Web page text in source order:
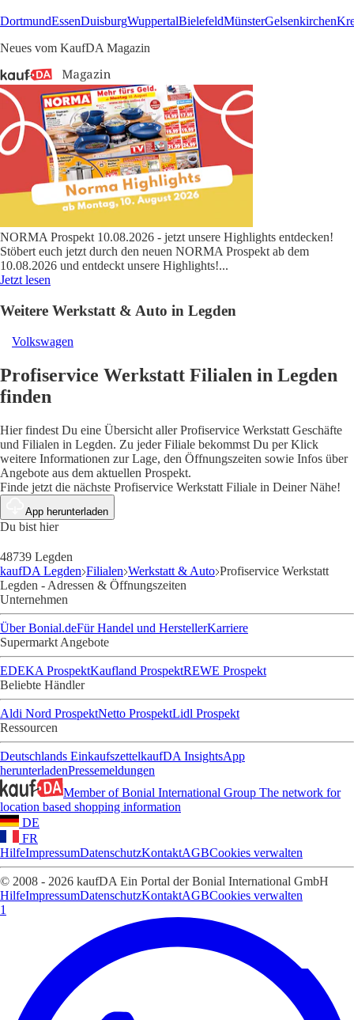
DortmundEssenDuisburgWuppertalBielefeldMünsterGelsenkirchen
Neues vom KaufDA Magazin
NORMA Prospekt 10.08.2026 - jetzt unsere Highlights entdecken!
Stöbert euch jetzt durch den neuen NORMA Prospekt ab dem
10.08.2026 und entdeckt unsere Highlights!...
Jetzt lesen
Weitere Werkstatt & Auto in Legden
Volkswagen
Profiservice Werkstatt Filialen in Legden
finden
Hier findest Du eine Übersicht aller Profiservice Werkstatt Geschäfte
und Filialen in Legden. Zu jeder Filiale bekommst Du per Klick
weitere Informationen zur Lage, den Öffnungszeiten sowie Infos über
Angebote aus dem aktuellen Prospekt.
Finde jetzt die nächste Profiservice Werkstatt Filiale in Deiner Nähe!
App herunterladen
Du bist hier
48739 Legden
kaufDA Legden Filialen Werkstatt & Auto Profiservice Werkstatt
Legden - Adressen & Öffnungszeiten
Unternehmen
Über Bonial.deFür Handel und HerstellerKarriere
Supermarkt Angebote
EDEKA ProspektKaufland ProspektREWE Prospekt
Beliebte Händler
Aldi Nord ProspektNetto ProspektLidl Prospekt
Ressourcen
Deutschlands EinkaufszettelkaufDA InsightsApp
herunterladenPressemeldungen
Member of Bonial International Group The network for
location based shopping information
DE
FR
HilfeImpressumDatenschutzKontaktAGBCookies verwalten
© 2008 - 2026 kaufDA Ein Portal der Bonial International GmbH
HilfeImpressumDatenschutzKontaktAGBCookies verwalten
1